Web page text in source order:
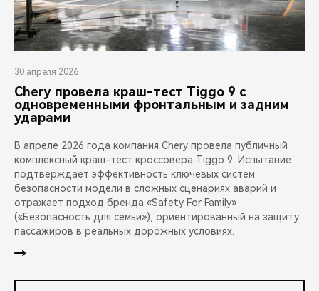
30 апреля 2026
Chery провела краш-тест Tiggo 9 с
одновременными фронтальным и задним
ударами
В апреле 2026 года компания Chery провела публичный
комплексный краш-тест кроссовера Tiggo 9. Испытание
подтверждает эффективность ключевых систем
безопасности модели в сложных сценариях аварий и
отражает подход бренда «Safety For Family»
(«Безопасность для семьи»), ориентированный на защиту
пассажиров в реальных дорожных условиях.